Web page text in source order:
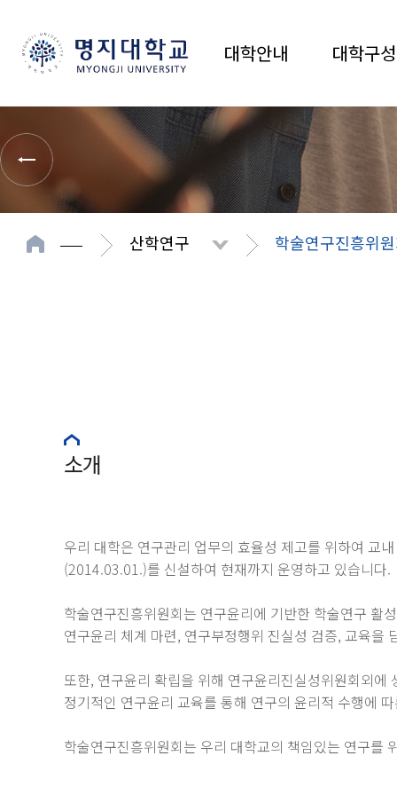
대학안내 대학구성
산학연구 학술연구진흥위
소개
우리 대학은 연구관리 업무의 효율성 제고를 위하여 교
(2014.03.01.)를 신설하여 현재까지 운영하고 있습니다.
학술연구진흥위원회는 연구윤리에 기반한 학술연구 활
연구윤리 체계 마련, 연구부정행위 진실성 검증, 교육
또한, 연구윤리 확립을 위해 연구윤리진실성위원회외
정기적인 연구윤리 교육를 통해 연구의 윤리적 수행에
학술연구진흥위원회는 우리 대학교의 책임있는 연구를